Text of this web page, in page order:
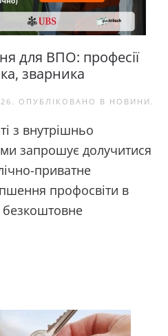
для ВПО: професії
зварника
. ОПУБЛІКОВАНО В НОВИНИ .
з внутрішньо
запрошує долучитися
приватне
профосвіти в
безкоштовне